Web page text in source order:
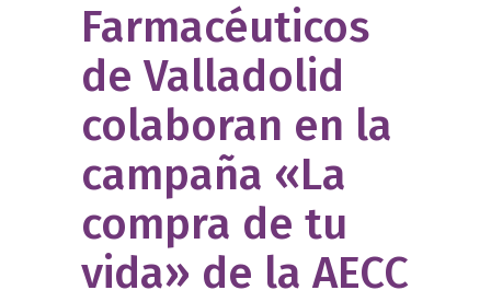
Farmacéuticos
de Valladolid
colaboran en la
campaña «La
compra de tu
vida» de la AECC